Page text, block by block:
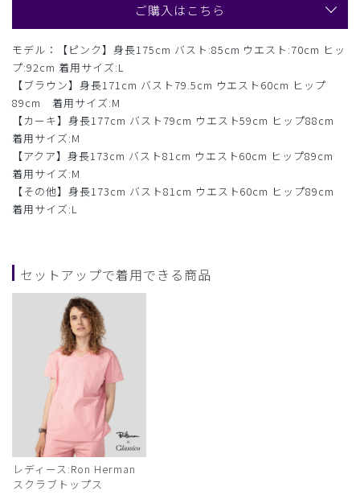
ご購入はこちら
モデル：【ピンク】身長175cm バスト:85cm ウエスト:70cm ヒッ
プ:92cm 着用サイズ:L
【ブラウン】身長171cm バスト79.5cm ウエスト60cm ヒップ
89cm 着用サイズ:M
【カーキ】身長177cm バスト79cm ウエスト59cm ヒップ88cm
着用サイズ:M
【アクア】身長173cm バスト81cm ウエスト60cm ヒップ89cm
着用サイズ:M
【その他】身長173cm バスト81cm ウエスト60cm ヒップ89cm
着用サイズ:L
セットアップで着用できる商品
レディース:Ron Herman
スクラブトップス